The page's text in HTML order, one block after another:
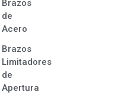
Brazos
de
Acero
Brazos
Limitadores
de
Apertura